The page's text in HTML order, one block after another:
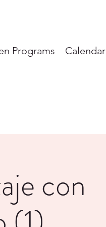
Programs Calendar
con